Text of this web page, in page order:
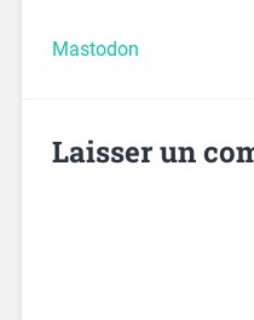
Mastodon
Laisser un